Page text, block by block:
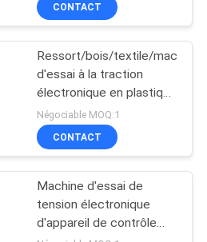
CONTACT
Ressort/bois/textile/machine
d'essai à la traction
électronique en plastique
avec l'affichage
numérique
Négociable MOQ:1
CONTACT
Machine d'essai de
tension électronique
d'appareil de contrôle